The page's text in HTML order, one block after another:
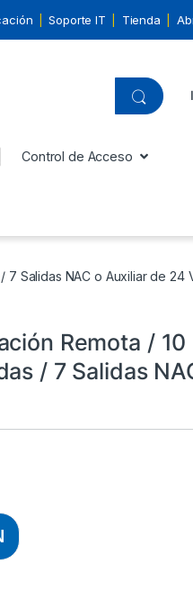
Soporte IT Tienda
Control de Acceso
7 Salidas NAC o Auxiliar de 24
Remota / 10
/ 7 Salidas